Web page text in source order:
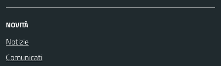
NOVITÀ
Notizie
Comunicati